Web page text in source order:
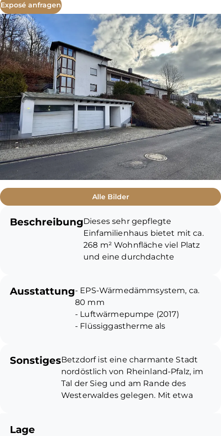
Exposé anfragen
Alle Bilder
BeschreibungDieses sehr gepflegte
Einfamilienhaus bietet mit ca.
268 m² Wohnfläche viel Platz
und eine durchdachte
großzügige und helle
Wohnbereich bildet den
Mittelpunkt des Hauses und
schafft eine angenehme
Ausblick. Zusätzlich wurde im
Wohnzimmer ein neuer
Kaminofen eingebaut, der für
eine behagliche Atmosphäre
Ausstattung- EPS-Wärmedämmsystem, ca.
80 mm
- Luftwärmepumpe (2017)
- Flüssiggastherme als
- Ein Aufzug verbindet alle
Ebenen vom Untergeschoss bis
ins Dachgeschoss
- Badezimmer renoviert (2010)
SonstigesBetzdorf ist eine charmante Stadt
nordöstlich von Rheinland-Pfalz, im
Tal der Sieg und am Rande des
Westerwaldes gelegen. Mit etwa
Lage